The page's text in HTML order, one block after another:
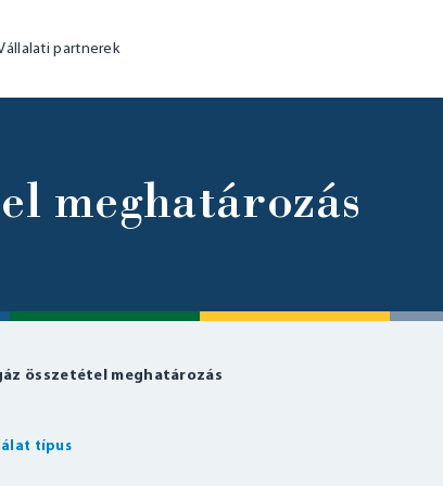
partnerek
meghatározás
összetétel meghatározás
típus